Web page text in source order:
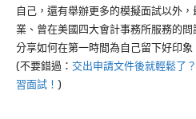
自己，還有舉辦更多的模擬面試以外
業、曾在美國四大會計事務所服務的
分享如何在第一時間為自己留下好印象
(不要錯過： 交出申請文件後就輕鬆了
習面試！ )